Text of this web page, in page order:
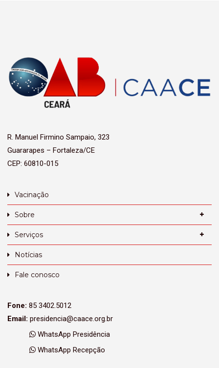
R. Manuel Firmino Sampaio, 323
Guararapes – Fortaleza/CE
CEP: 60810-015
Vacinação
Sobre
Serviços
Notícias
Fale conosco
Fone: 85 3402.5012
Email: presidencia@caace.org.br
WhatsApp Presidência
WhatsApp Recepção